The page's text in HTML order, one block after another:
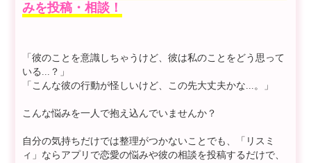
みを投稿・相談！
「彼のことを意識しちゃうけど、彼は私のことをどう思って
いる...？」
「こんな彼の行動が怪しいけど、この先大丈夫かな...。」
こんな悩みを一人で抱え込んでいませんか？
自分の気持ちだけでは整理がつかないことでも、「リスミ
ィ」ならアプリで恋愛の悩みや彼の相談を投稿するだけで、